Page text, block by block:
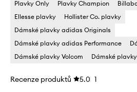
Plavky Only
Plavky Champion
Ellesse plavky
Hollister Co. plavky
Dámské plavky adidas Originals
Dámské plavky adidas Performance
Dámské plavky Volcom
Dámské
Recenze produktů 5.0 1